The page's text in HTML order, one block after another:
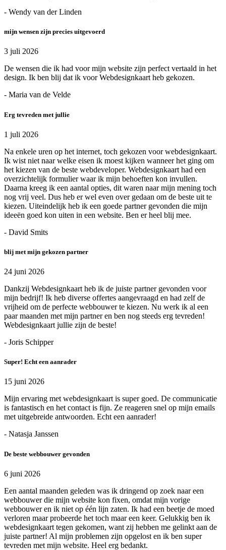
- Wendy van der Linden
mijn wensen zijn precies uitgevoerd
3 juli 2026
De wensen die ik had voor mijn website zijn perfect vertaald in het
design. Ik ben blij dat ik voor Webdesignkaart heb gekozen.
- Maria van de Velde
Erg tevreden met jullie
1 juli 2026
Na enkele uren op het internet, toch gekozen voor webdesignkaart.
Ik wist niet naar welke eisen ik moest kijken wanneer het ging om
het kiezen van de beste webdeveloper. Webdesignkaart had een
overzichtelijk formulier waar ik mijn behoeften kon invullen.
Daarna kreeg ik een aantal opties, dit waren naar mijn mening toch
nog vrij veel. Dus heb er wel even over gedaan om de beste uit te
kiezen. Uiteindelijk heb ik een goede partner gevonden die mijn
ideeën goed kon uiten in een website. Ben er heel blij mee.
- David Smits
blij met mijn gekozen partner
24 juni 2026
Dankzij Webdesignkaart heb ik de juiste partner gevonden voor
mijn bedrijf! Ik heb diverse offertes aangevraagd en had zelf de
vrijheid om de perfecte webbouwer te kiezen. Nu werk ik al een
paar maanden met mijn partner en ben nog steeds erg tevreden!
Webdesignkaart jullie zijn de beste!
- Joris Schipper
Super! Echt een aanrader
15 juni 2026
Mijn ervaring met webdesignkaart is super goed. De communicatie
is fantastisch en het contact is fijn. Ze reageren snel op mijn emails
met uitgebreide antwoorden. Echt een aanrader!
- Natasja Janssen
De beste webbouwer gevonden
6 juni 2026
Een aantal maanden geleden was ik dringend op zoek naar een
webbouwer die mijn website kon fixen, omdat mijn vorige
webbouwer en ik niet op één lijn zaten. Ik had een beetje de moed
verloren maar probeerde het toch maar een keer. Gelukkig ben ik
webdesignkaart tegen gekomen, want zij hebben me gelinkt aan de
juiste partner! Al mijn problemen zijn opgelost en ik ben super
tevreden met mijn website. Heel erg bedankt.